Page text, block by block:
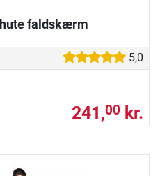
faldskærm
5,0
241,00 kr.